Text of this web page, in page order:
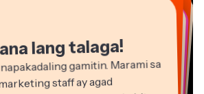
lang talaga!
gamitin. Marami sa
staff ay agad
platform nang walang kahit